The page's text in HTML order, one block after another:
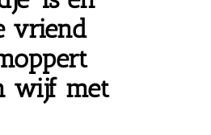
vriend
wijf met